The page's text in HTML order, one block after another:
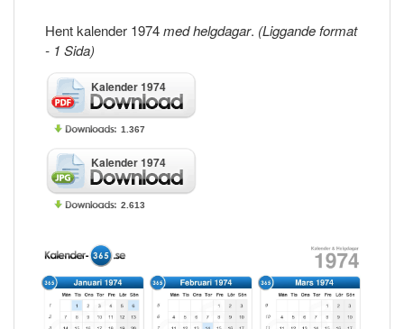
Hent kalender 1974med helgdagar. (Liggande format
- 1 Sida)
Kalender 1974
1.367
Kalender 1974
2.613